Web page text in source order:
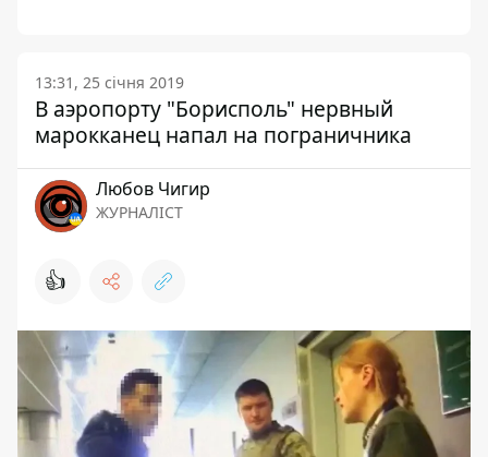
13:31, 25 січня 2019
В аэропорту "Борисполь" нервный
марокканец напал на пограничника
Любов Чигир
ЖУРНАЛІСТ
👍